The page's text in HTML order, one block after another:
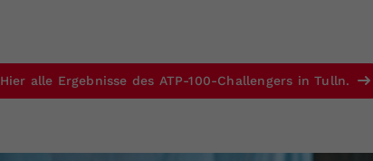
Hier alle Ergebnisse des ATP-100-Challengers in Tulln.